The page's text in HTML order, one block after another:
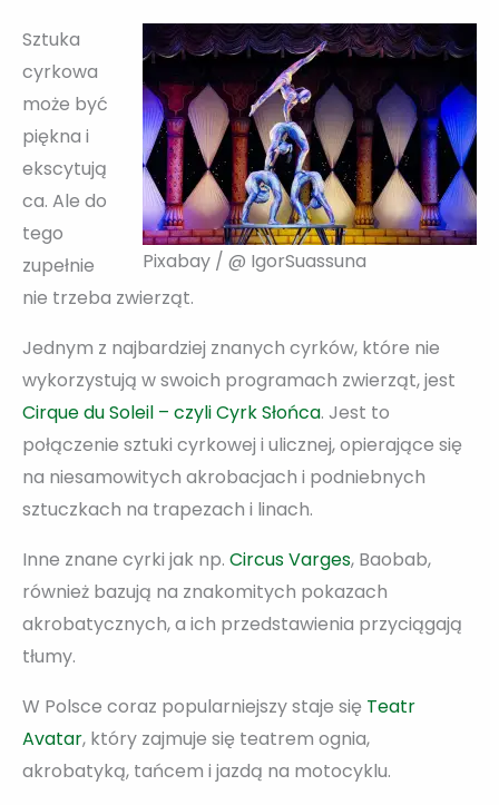
Pixabay / @ IgorSuassuna
Sztuka
cyrkowa
może być
piękna i
ekscytują
ca. Ale do
tego
zupełnie
nie trzeba zwierząt.
Jednym z najbardziej znanych cyrków, które nie
wykorzystują w swoich programach zwierząt, jest
Cirque du Soleil – czyli Cyrk Słońca. Jest to
połączenie sztuki cyrkowej i ulicznej, opierające się
na niesamowitych akrobacjach i podniebnych
sztuczkach na trapezach i linach.
Inne znane cyrki jak np. Circus Varges, Baobab,
również bazują na znakomitych pokazach
akrobatycznych, a ich przedstawienia przyciągają
tłumy.
W Polsce coraz popularniejszy staje się Teatr
Avatar, który zajmuje się teatrem ognia,
akrobatyką, tańcem i jazdą na motocyklu.